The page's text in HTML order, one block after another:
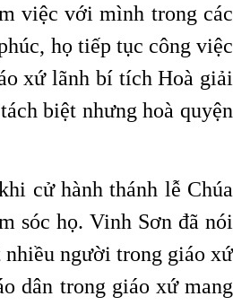
việc với mình trong các
họ tiếp tục công việc
xứ lãnh bí tích Hoà giải
biệt nhưng hoà quyện
cử hành thánh lễ Chúa
sóc họ. Vinh Sơn đã nói
người trong giáo xứ
dân trong giáo xứ mang